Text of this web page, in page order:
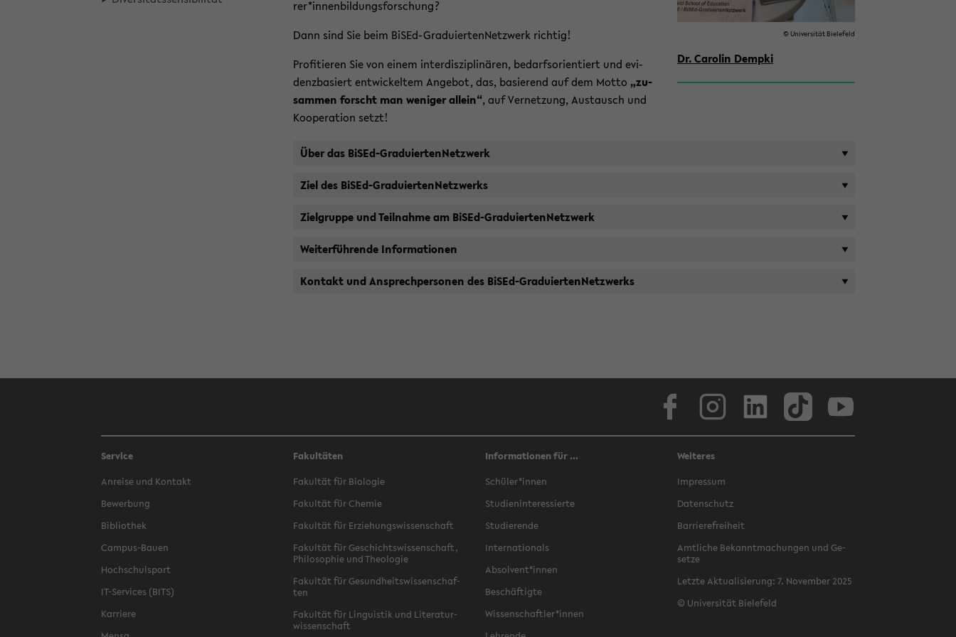
© Uni­ver­si­tät Bie­le­feld
Dr. Ca­ro­lin Demp­ki
rer*in­nen­bil­dungs­for­schung?
Dann sind Sie beim BiSEd-​GraduiertenNetzwerk rich­tig!
Pro­fi­tie­ren Sie von einem in­ter­dis­zi­pli­nä­ren, be­darfs­ori­en­tiert und evi­
denz­ba­siert ent­wi­ckel­tem An­ge­bot, das, ba­sie­rend auf dem Motto „zu­
sam­men forscht man we­ni­ger al­lein“, auf Ver­net­zung, Aus­tausch und
Ko­ope­ra­ti­on setzt!
Über das BiSEd-​GraduiertenNetzwerk
Ziel des BiSEd-​GraduiertenNetzwerks
Ziel­grup­pe und Teil­nah­me am BiSEd-​GraduiertenNetzwerk
Wei­ter­füh­ren­de In­for­ma­tio­nen
Kon­takt und An­sprech­per­so­nen des BiSEd-​GraduiertenNetzwerks
Face­book
Service
An­rei­se und Kon­takt
Be­wer­bung
Bi­blio­thek
Campus-​Bauen
Hoch­schul­sport
IT-​Services (BITS)
Kar­rie­re
Fakultäten
Fa­kul­tät für Bio­lo­gie
Fa­kul­tät für Che­mie
Fa­kul­tät für Er­zie­hungs­wis­sen­schaft
Fa­kul­tät für Ge­schichts­wis­sen­schaft,
Phi­lo­so­phie und Theo­lo­gie
Fa­kul­tät für Ge­sund­heits­wis­sen­schaf­
ten
Fa­kul­tät für Lin­gu­is­tik und Li­te­ra­tur­
wis­sen­schaft
Informationen für ...
Schü­ler*innen
Stu­di­en­in­ter­es­sier­te
Stu­die­ren­de
In­ter­na­tio­nals
Ab­sol­vent*innen
Be­schäf­tig­te
Wis­sen­schaft­ler*innen
Weiteres
Im­pres­sum
Da­ten­schutz
Bar­rie­re­frei­heit
Amt­li­che Be­kannt­ma­chun­gen und Ge­
set­ze
Letz­te Ak­tua­li­sie­rung: 7. No­vem­ber 2025
© Uni­ver­si­tät Bie­le­feld